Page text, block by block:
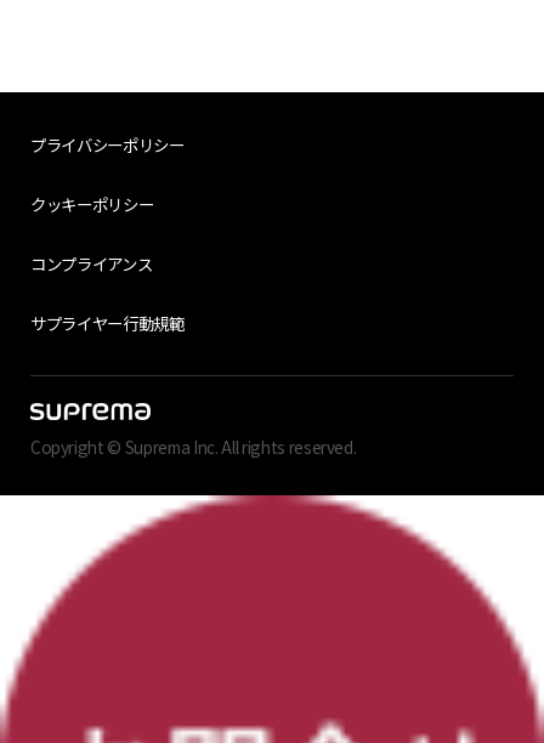
プライバシーポリシー
クッキーポリシー
コンプライアンス
サプライヤー行動規範
Copyright © Suprema Inc. All rights reserved.